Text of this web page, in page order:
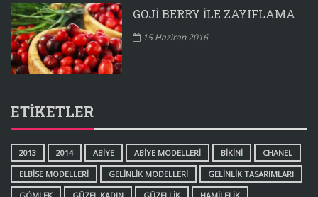
GOJI BERRY ILE ZAYIFLAMA
15 Haziran 2016
ETIKETLER
2013 2014 ABIYE ABIYE MODELLERI BIKINI
CHANEL
ELBISE MODELLERI
GELINLIK MODELLERI
GELINLIK TASARIMLARI